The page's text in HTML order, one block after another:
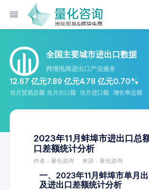
全国主要城市进出口数据
跨境电商进出口产业服务
12.67 亿元
当月贸易总额
7.89 亿元
当月出口额
4.78 亿元
当月进口额
0.70%
增长率总额
2023年11月蚌埠市进出口总
口差额统计分析
作者：量化咨询 来源：量化咨询
一、2023年11月蚌埠市单月
及进出口差额统计分析